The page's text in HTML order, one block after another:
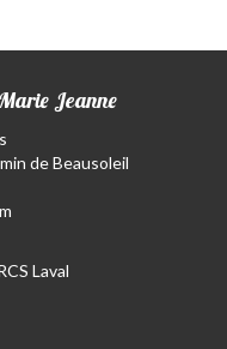
Jeanne
de Beausoleil
Laval